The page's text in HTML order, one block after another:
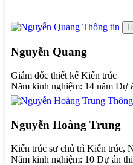
Thông tin
Nguyễn Quang
Giám đốc thiết kế Kiến trúc
Năm kinh nghiệm: 14 năm Dự
Nguyễn Hoàng Trung
Kiến trúc sư chủ trì Kiến trúc,
Năm kinh nghiệm: 10 Dự án